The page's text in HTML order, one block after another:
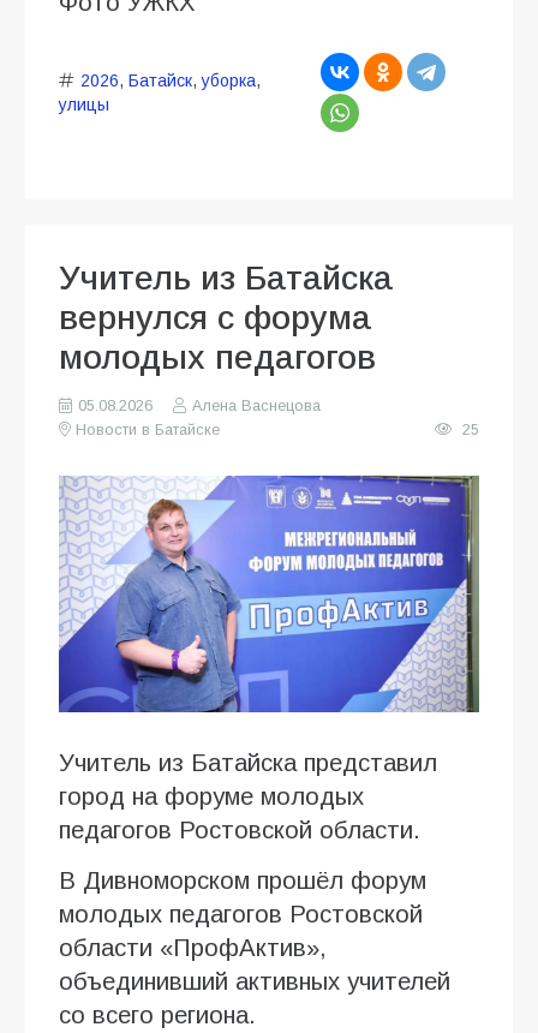
2026, Батайск,уборка,
улицы
Учитель из Батайска
вернулся с форума
молодых педагогов
05.08.2026
Алена Васнецова
Новости в Батайске
25
Учитель из Батайска представил
город на форуме молодых
педагогов Ростовской области.
В Дивноморском прошёл форум
молодых педагогов Ростовской
области «ПрофАктив»,
объединивший активных учителей
со всего региона.